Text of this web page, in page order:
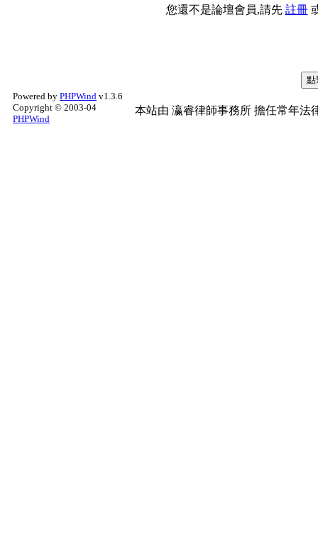
您還不是論壇會員,請先 註冊
Powered by PHPWind v1.3.6
Copyright © 2003-04
PHPWind
本站由 瀛睿律師事務所 擔任常年法